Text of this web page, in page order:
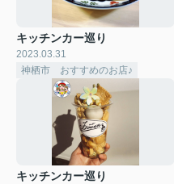
キッチンカー巡り
2023.03.31
神栖市 おすすめのお店♪
キッチンカー巡り